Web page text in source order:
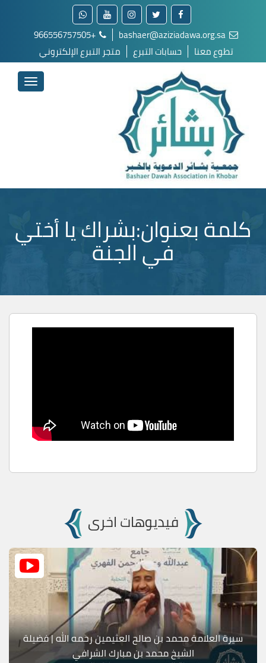
+966556757505
تطوع معنا
حسابات التبرع متجر التبرع الإلكتروني
كلمة بعنوان:بشراك يا أختي
في الجنة
فيديوهات اخرى
سيرة العلامة محمد بن صالح العثيمين رحمه الله | فضيلة
الشيخ محمد بن مبارك الشرافي